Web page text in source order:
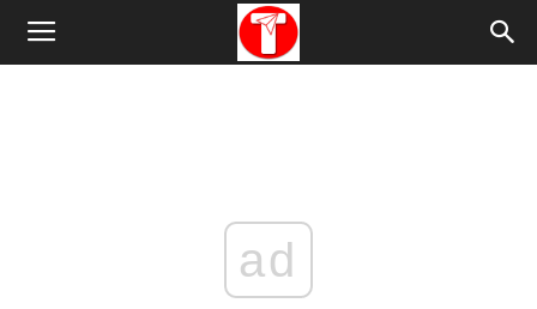
ad